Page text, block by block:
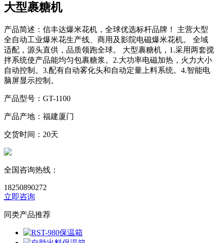
大型裹糖机
产品简述： 信丰达爆米花机，全球优选标杆品牌！ 主营大型
全自动工业爆米花生产线、商用及影院电磁爆米花机。 全域
适配，源头直供，品质领跑全球。 大型裹糖机，1.采用两套搅
拌系统使产品能均匀包裹糖浆。2.大功率电磁加热，火力大小
自动控制。3.配有自动雾化头和自动定量上料系统。4.智能电
脑屏显示控制。
产品型号： GT-1100
产品产地： 福建厦门
交货时间： 20天
全国咨询热线：
18250890272
立即咨询
同类产品推荐